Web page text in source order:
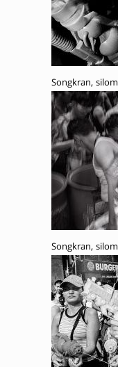
Songkran, silom
Songkran, silom